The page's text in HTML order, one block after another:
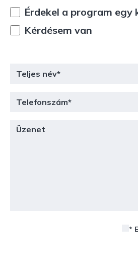
Érdekel a program egy
Kérdésem van
*